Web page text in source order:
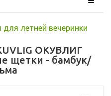
летней вечеринки
ОКУВЛИГ
щетки - бамбук/